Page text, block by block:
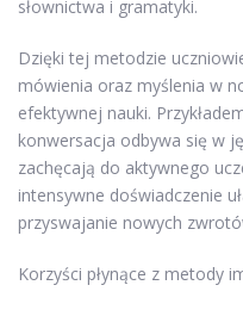
słownictwa i gramatyki.
Dzięki tej metodzie
mówienia oraz myślenia w
efektywnej nauki.
konwersacja odbywa się w
zachęcają do aktywnego
intensywne doświadczenie
przyswajanie nowych
Korzyści płynące z metody